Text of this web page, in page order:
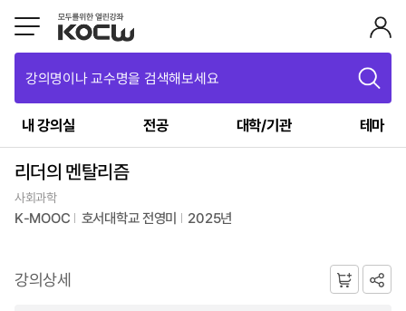
강의명이나 교수명을 검색해보세요
내 강의실 전공 대학/기관 테마
리더의 멘탈리즘
사회과학
K-MOOC 호서대학교 전영미 2025년
강의상세